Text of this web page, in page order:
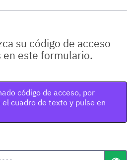
su código de acceso
este formulario.
código de acceso, por
cuadro de texto y pulse en